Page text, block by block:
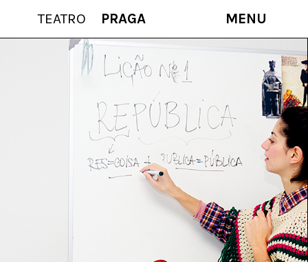
TEATRO PRAGA MENU